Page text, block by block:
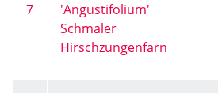
7
'Angustifolium'
Schmaler
Hirschzungenfarn